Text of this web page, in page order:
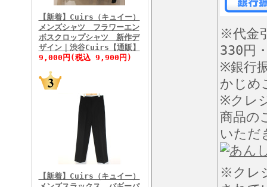
FINEBOYS2026年4月号
FINEBOYS2026年3月号
【新着】Cuirs（キュイー）
メンズシャツ フラワーエン
ボスクロップシャツ 新作デ
ザイン｜渋谷Cuirs【通販】
9,000円(税込 9,900円)
【新着】Cuirs（キュイー）
※代金
330円
※銀行
かじめ
※クレ
商品の
いただ
※クレ